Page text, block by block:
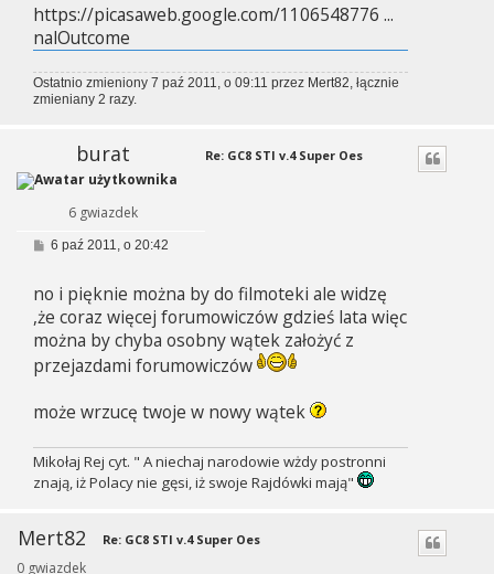
https://picasaweb.google.com/1106548776 ...
nalOutcome
Ostatnio zmieniony 7 paź 2011, o 09:11 przez Mert82, łącznie
zmieniany 2 razy.
burat
6 gwiazdek
Re: GC8 STI v.4 Super Oes
P
t
6 paź 2011, o 20:42
no i pięknie można by do filmoteki ale widzę
,że coraz więcej forumowiczów gdzieś lata więc
można by chyba osobny wątek założyć z
przejazdami forumowiczów
może wrzucę twoje w nowy wątek
Mikołaj Rej cyt. " A niechaj narodowie wżdy postronni
znają, iż Polacy nie gęsi, iż swoje Rajdówki mają"
Mert82
0 gwiazdek
Re: GC8 STI v.4 Super Oes